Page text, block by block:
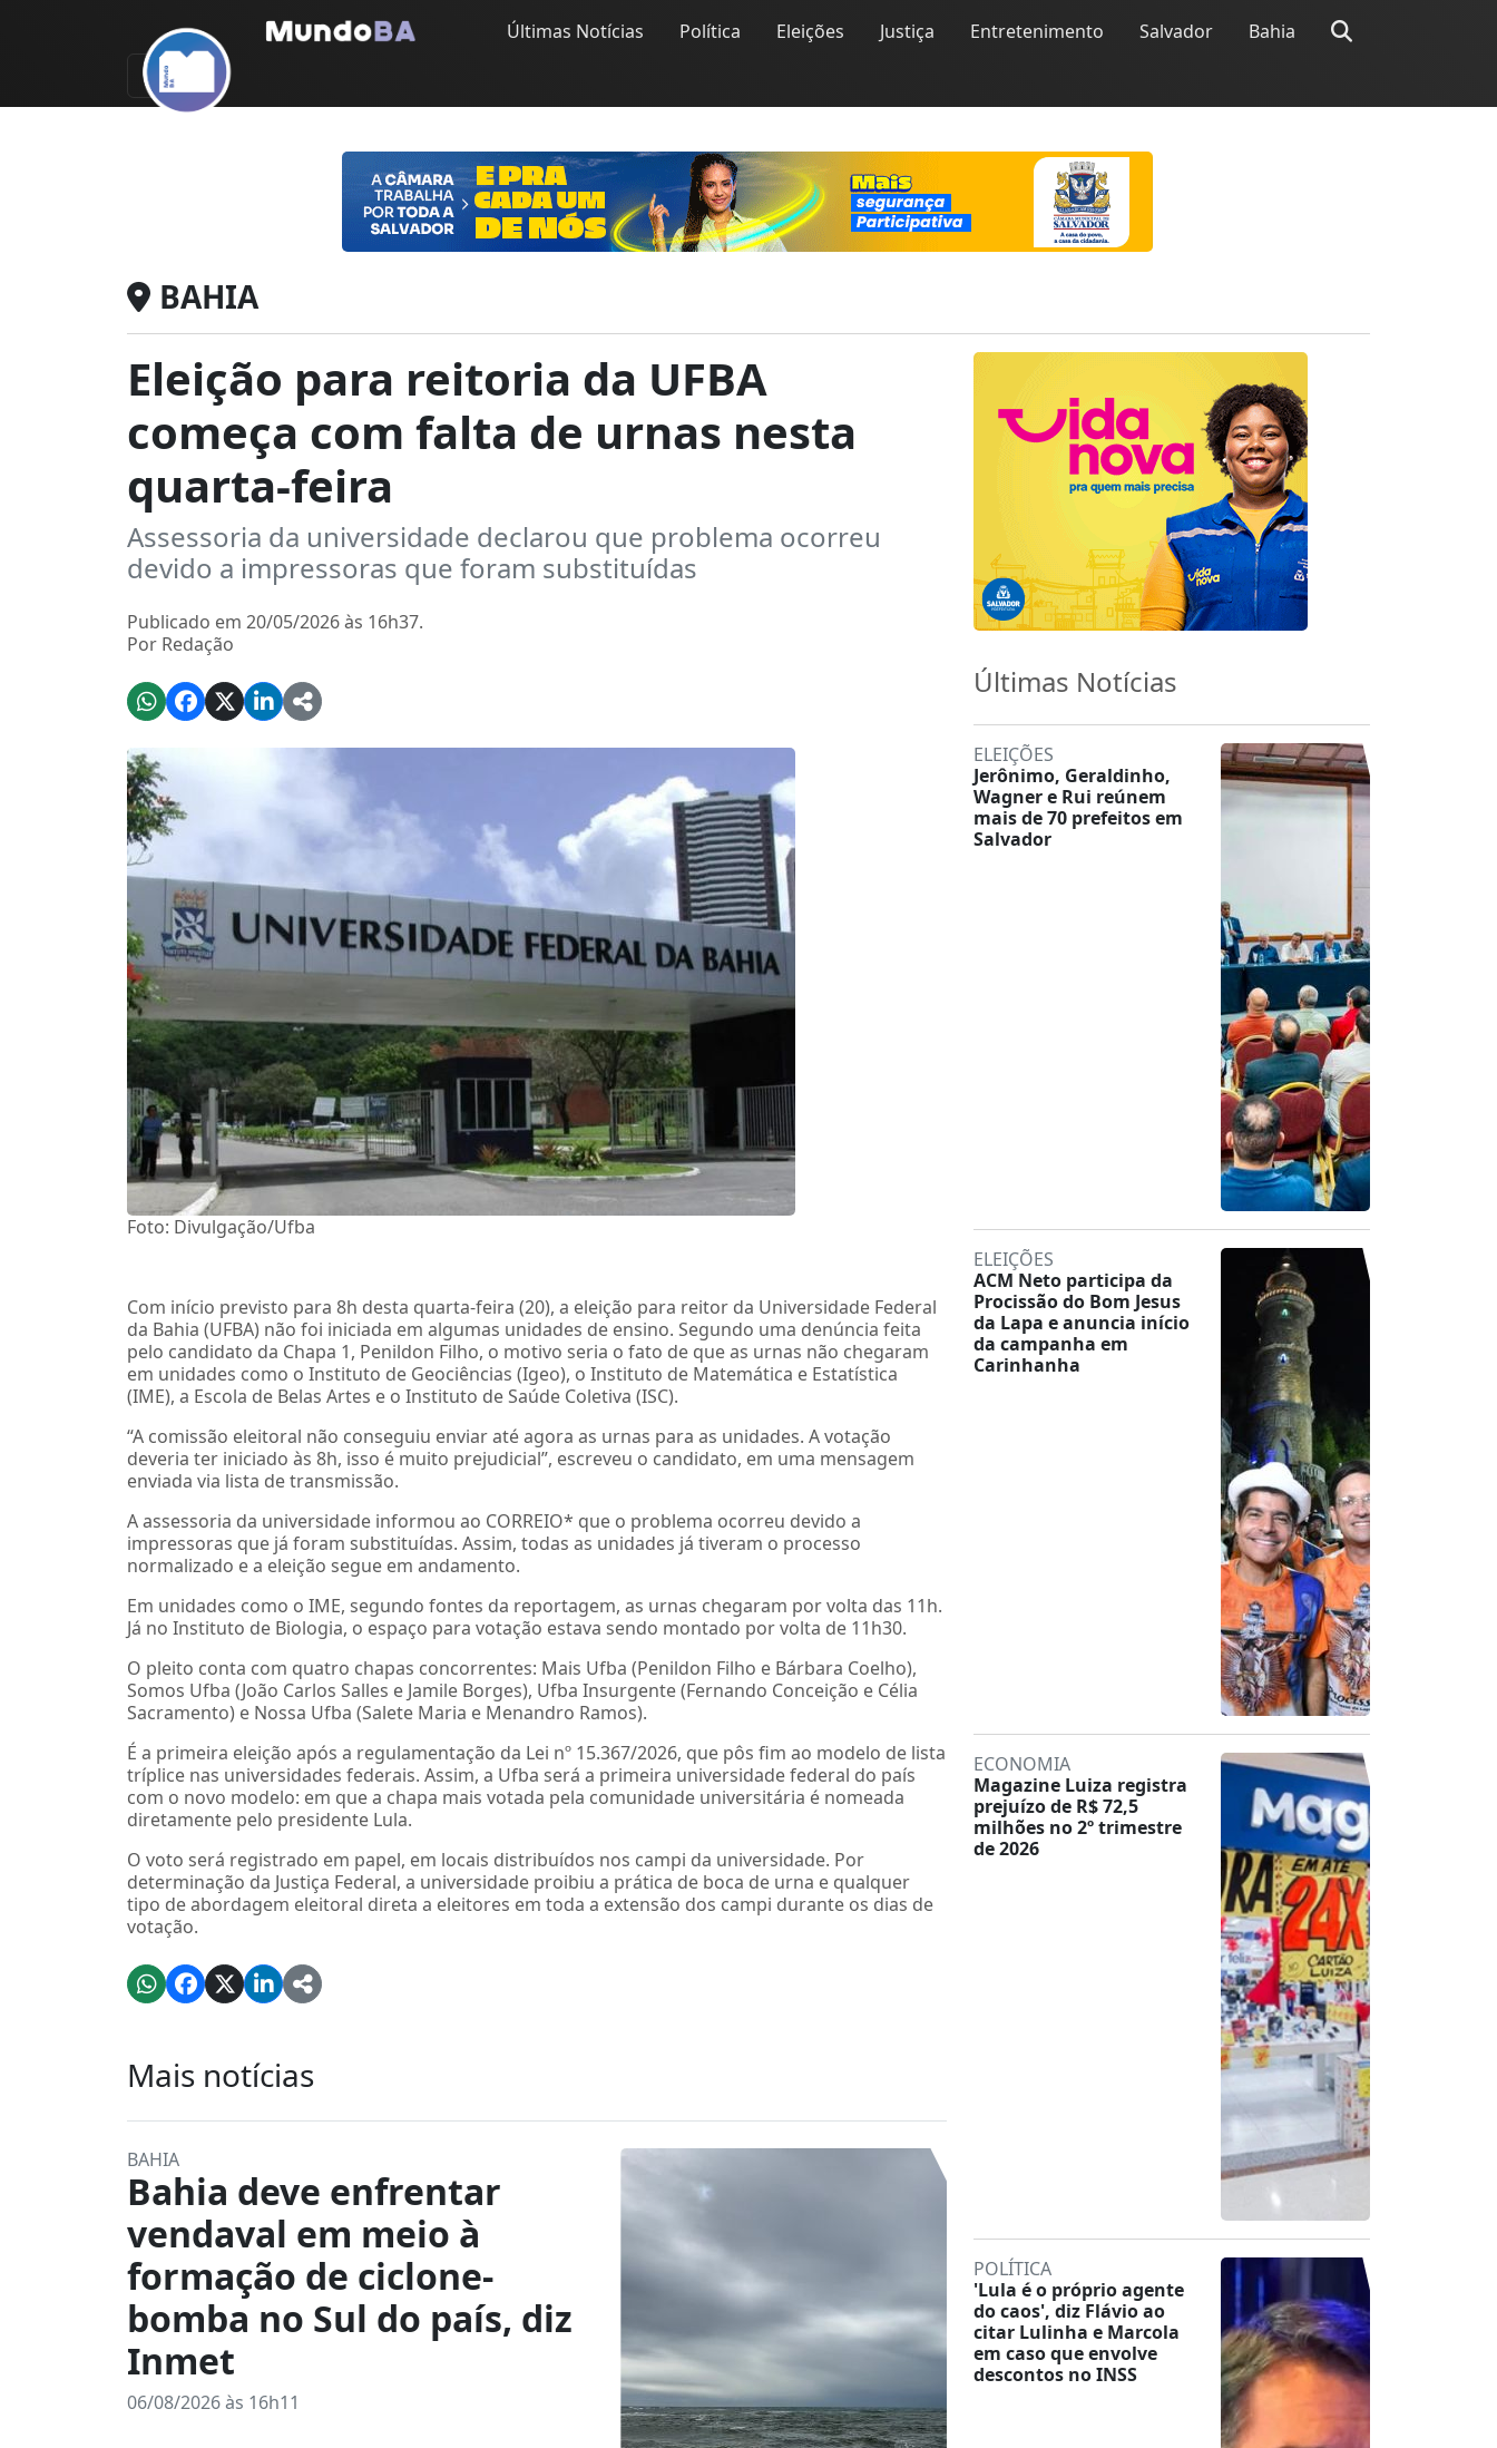
Últimas Notícias Política Eleições Justiça Entretenimento Salvador Bahia
BAHIA
Eleição para reitoria da UFBA
começa com falta de urnas nesta
quarta-feira
Assessoria da universidade declarou que problema ocorreu
devido a impressoras que foram substituídas
Publicado em 20/05/2026 às 16h37.
Por Redação
Foto: Divulgação/Ufba
Com início previsto para 8h desta quarta-feira (20), a eleição para reitor da Universidade Federal
da Bahia (UFBA) não foi iniciada em algumas unidades de ensino. Segundo uma denúncia feita
pelo candidato da Chapa 1, Penildon Filho, o motivo seria o fato de que as urnas não chegaram
em unidades como o Instituto de Geociências (Igeo), o Instituto de Matemática e Estatística
(IME), a Escola de Belas Artes e o Instituto de Saúde Coletiva (ISC).
“A comissão eleitoral não conseguiu enviar até agora as urnas para as unidades. A votação
deveria ter iniciado às 8h, isso é muito prejudicial”, escreveu o candidato, em uma mensagem
enviada via lista de transmissão.
A assessoria da universidade informou ao CORREIO* que o problema ocorreu devido a
impressoras que já foram substituídas. Assim, todas as unidades já tiveram o processo
normalizado e a eleição segue em andamento.
Em unidades como o IME, segundo fontes da reportagem, as urnas chegaram por volta das 11h.
Já no Instituto de Biologia, o espaço para votação estava sendo montado por volta de 11h30.
O pleito conta com quatro chapas concorrentes: Mais Ufba (Penildon Filho e Bárbara Coelho),
Somos Ufba (João Carlos Salles e Jamile Borges), Ufba Insurgente (Fernando Conceição e Célia
Sacramento) e Nossa Ufba (Salete Maria e Menandro Ramos).
É a primeira eleição após a regulamentação da Lei nº 15.367/2026, que pôs fim ao modelo de lista
tríplice nas universidades federais. Assim, a Ufba será a primeira universidade federal do país
com o novo modelo: em que a chapa mais votada pela comunidade universitária é nomeada
diretamente pelo presidente Lula.
O voto será registrado em papel, em locais distribuídos nos campi da universidade. Por
determinação da Justiça Federal, a universidade proibiu a prática de boca de urna e qualquer
tipo de abordagem eleitoral direta a eleitores em toda a extensão dos campi durante os dias de
votação.
Mais notícias
BAHIA
Bahia deve enfrentar
vendaval em meio à
formação de ciclone-
bomba no Sul do país, diz
Inmet
06/08/2026 às 16h11
Últimas Notícias
ELEIÇÕES
Jerônimo, Geraldinho,
Wagner e Rui reúnem
mais de 70 prefeitos em
Salvador
ELEIÇÕES
ACM Neto participa da
Procissão do Bom Jesus
da Lapa e anuncia início
da campanha em
Carinhanha
ECONOMIA
Magazine Luiza registra
prejuízo de R$ 72,5
milhões no 2º trimestre
de 2026
POLÍTICA
'Lula é o próprio agente
do caos', diz Flávio ao
citar Lulinha e Marcola
em caso que envolve
descontos no INSS